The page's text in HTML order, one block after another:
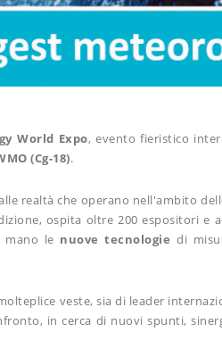
World Expo, evento fieristico
(Cg-18).
realtà che operano nell'ambito
ospita oltre 200 espositori e
mano le nuove tecnologie di
veste, sia di leader
in cerca di nuovi spunti,